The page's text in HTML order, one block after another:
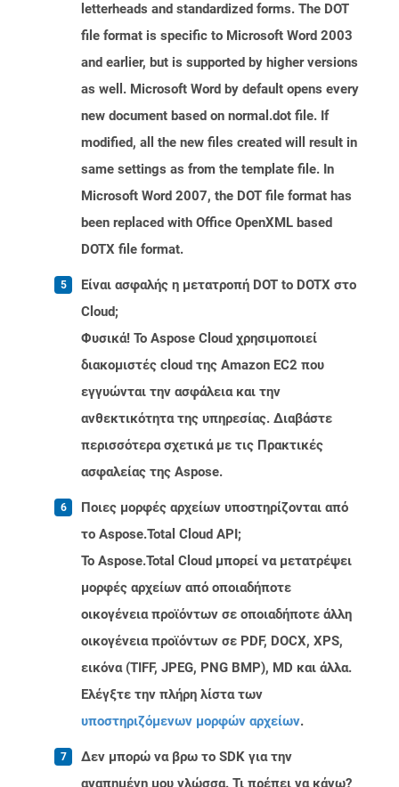
letterheads and standardized forms. The DOT
file format is specific to Microsoft Word 2003
and earlier, but is supported by higher versions
as well. Microsoft Word by default opens every
new document based on normal.dot file. If
modified, all the new files created will result in
same settings as from the template file. In
Microsoft Word 2007, the DOT file format has
been replaced with Office OpenXML based
DOTX file format.
Είναι ασφαλής η μετατροπή DOT to DOTX στο
Cloud;
Φυσικά! Το Aspose Cloud χρησιμοποιεί
διακομιστές cloud της Amazon EC2 που
εγγυώνται την ασφάλεια και την
ανθεκτικότητα της υπηρεσίας. Διαβάστε
περισσότερα σχετικά με τις Πρακτικές
ασφαλείας της Aspose.
Ποιες μορφές αρχείων υποστηρίζονται από
το Aspose.Total Cloud API;
Το Aspose.Total Cloud μπορεί να μετατρέψει
μορφές αρχείων από οποιαδήποτε
οικογένεια προϊόντων σε οποιαδήποτε άλλη
οικογένεια προϊόντων σε PDF, DOCX, XPS,
εικόνα (TIFF, JPEG, PNG BMP), MD και άλλα.
Ελέγξτε την πλήρη λίστα των
υποστηριζόμενων μορφών αρχείων.
Δεν μπορώ να βρω το SDK για την
αγαπημένη μου γλώσσα. Τι πρέπει να κάνω?